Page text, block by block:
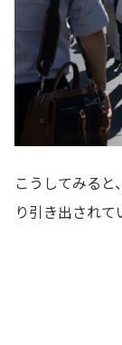
こうしてみる
り引き出されて